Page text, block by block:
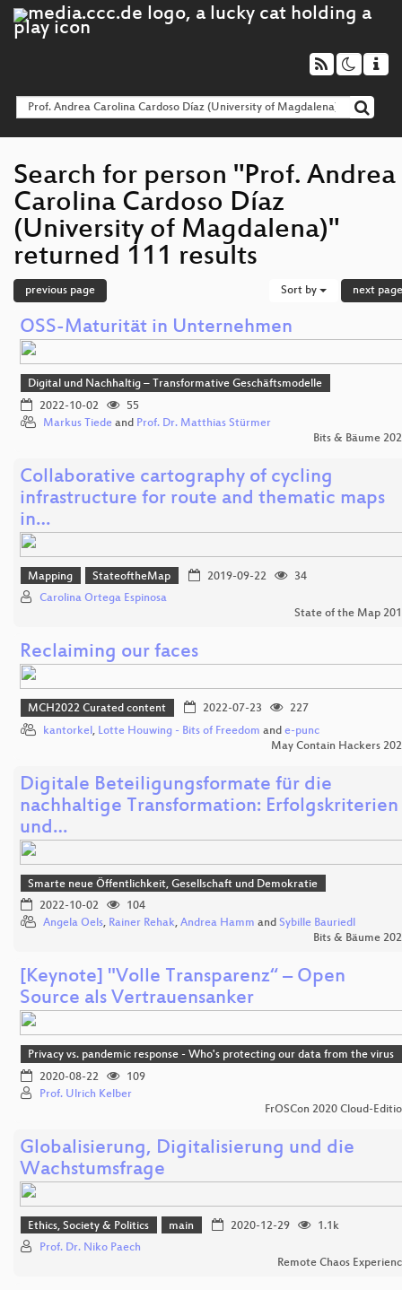
Search for person "Prof. Andrea
Carolina Cardoso Díaz
(University of Magdalena)"
returned 111 results
previous page Sort by next page
OSS-Maturität in Unternehmen
Digital und Nachhaltig – Transformative Geschäftsmodelle
2022-10-02
55
Markus Tiede and Prof. Dr. Matthias Stürmer
Bits & Bäume
Collaborative cartography of cycling
infrastructure for route and thematic maps
in…
Mapping StateoftheMap 2019-09-22
34
Carolina Ortega Espinosa
State of the Map
Reclaiming our faces
MCH2022 Curated content 2022-07-23
227
kantorkel , Lotte Houwing - Bits of Freedom and e-punc
May Contain Hackers
Digitale Beteiligungsformate für die
nachhaltige Transformation: Erfolgskriterien
und…
Smarte neue Öffentlichkeit, Gesellschaft und Demokratie
2022-10-02
104
Angela Oels, Rainer Rehak, Andrea Hamm and Sybille Bauriedl
Bits & Bäume
[Keynote] "Volle Transparenz“ – Open
Source als Vertrauensanker
Privacy vs. pandemic response - Who's protecting our data from the virus
2020-08-22
109
Prof. Ulrich Kelber
FrOSCon 2020 Cloud-
Globalisierung, Digitalisierung und die
Wachstumsfrage
Ethics, Society & Politics main 2020-12-29
1.1k
Prof. Dr. Niko Paech
Remote Chaos